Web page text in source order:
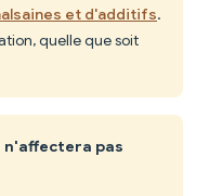
et d'additifs.
quelle que soit
n'affectera pas